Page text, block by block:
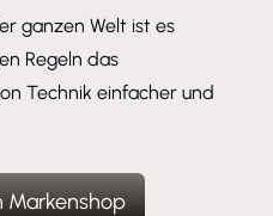
ganzen Welt ist es
Regeln das
Technik einfacher und
Markenshop